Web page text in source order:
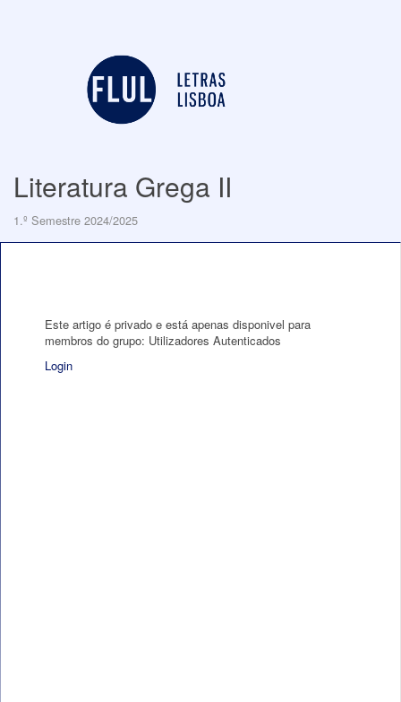
Literatura Grega II
1.º Semestre 2024/2025
Este artigo é privado e está apenas disponivel para
membros do grupo: Utilizadores Autenticados
Login